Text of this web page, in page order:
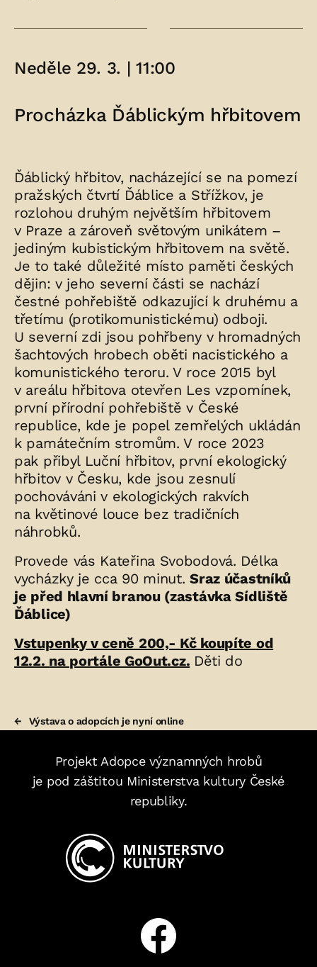
Neděle 29. 3. | 11:00
Procházka Ďáblickým hřbitovem
Ďáblický hřbitov, nacházející se na pomezí
pražských čtvrtí Ďáblice a Střížkov, je
rozlohou druhým největším hřbitovem
v Praze a zároveň světovým unikátem –
jediným kubistickým hřbitovem na světě.
Je to také důležité místo paměti českých
dějin: v jeho severní části se nachází
čestné pohřebiště odkazující k druhému a
třetímu (protikomunistickému) odboji.
U severní zdi jsou pohřbeny v hromadných
šachtových hrobech oběti nacistického a
komunistického teroru. V roce 2015 byl
v areálu hřbitova otevřen Les vzpomínek,
první přírodní pohřebiště v České
republice, kde je popel zemřelých ukládán
k památečním stromům. V roce 2023
pak přibyl Luční hřbitov, první ekologický
hřbitov v Česku, kde jsou zesnulí
pochováváni v ekologických rakvích
na květinové louce bez tradičních
náhrobků.
Provede vás Kateřina Svobodová. Délka
vycházky je cca 90 minut.Sraz účastníků
je před hlavní branou (zastávka Sídliště
Ďáblice)
Vstupenky v ceně 200,- Kč koupíte od
12.2. na portále GoOut.cz. Děti do
← Výstava o adopcích je nyní online
Projekt Adopce významných hrobů
je pod záštitou Ministerstva kultury České
republiky.
Facebook